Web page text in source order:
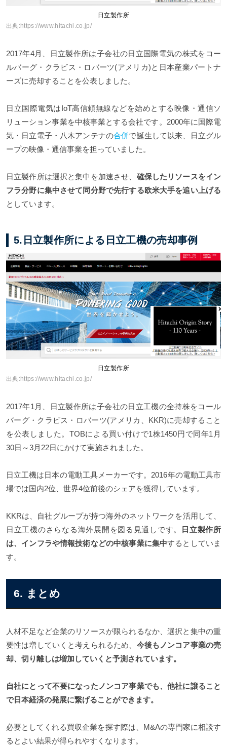
日立製作所
出典:https://www.hitachi.co.jp/
2017年4月、日立製作所は子会社の日立国際電気の株式をコー
ルバーグ・クラビス・ロバーツ(アメリカ)と日本産業パートナ
ーズに売却することを公表しました。
日立国際電気はIoT高信頼無線などを始めとする映像・通信ソ
リューション事業を中核事業とする会社です。2000年に国際電
気・日立電子・八木アンテナの合併で誕生して以来、日立グル
ープの映像・通信事業を担っていました。
日立製作所は選択と集中を加速させ、 確保したリソースをイン
フラ分野に集中させて同分野で先行する欧米大手を追い上げる
としています。
5.日立製作所による日立工機の売却事例
日立製作所
出典:https://www.hitachi.co.jp/
2017年1月、日立製作所は子会社の日立工機の全持株をコール
バーグ・クラビス・ロバーツ(アメリカ、KKR)に売却すること
を公表しました。TOBによる買い付けで1株1450円で同年1月
30日～3月22日にかけて実施されました。
日立工機は日本の電動工具メーカーです。2016年の電動工具市
場では国内2位、世界4位前後のシェアを獲得しています。
KKRは、自社グループが持つ海外のネットワークを活用して、
日立工機のさらなる海外展開を図る見通しです。
日立製作所
は、インフラや情報技術などの中核事業に集中するとしていま
す。
6. まとめ
人材不足など企業のリソースが限られるなか、選択と集中の重
要性は増していくと考えられるため、 今後もノンコア事業の売
却、切り離しは増加していくと予測されています。
自社にとって不要になったノンコア事業でも、他社に譲ること
で日本経済の発展に繋げることができます。
必要としてくれる買収企業を探す際は、M&Aの専門家に相談す
るとよい結果が得られやすくなります。